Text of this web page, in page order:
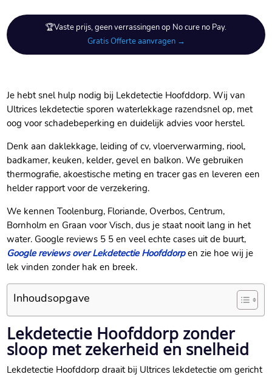
🏆Vaste prijs, geen verrassingen op No cure no Pay.
Gratis Offerte aanvragen →
Je hebt snel hulp nodig bij Lekdetectie Hoofddorp.​ Wij van
Ultrices lekdetectie sporen waterlekkage razendsnel op, met
oog voor schadebeperking en duidelijk advies voor herstel.​
Denk aan daklekkage, leiding of cv, vloerverwarming, riool,
badkamer, keuken, kelder, gevel en balkon.​ We gebruiken
thermografie, akoestische meting en tracer gas en leveren een
helder rapport voor de verzekering.​
We kennen Toolenburg, Floriande, Overbos, Centrum,
Bornholm en Graan voor Visch, dus je staat nooit lang in het
water.​ Google reviews 5 5 en veel echte cases uit de buurt,
Google reviews over Lekdetectie Hoofddorpen zie hoe wij je
lek vinden zonder hak en breek.​
Inhoudsopgave
Lekdetectie Hoofddorp zonder
sloop met zekerheid en snelheid
Lekdetectie Hoofddorp draait bij Ultrices lekdetectie om gericht